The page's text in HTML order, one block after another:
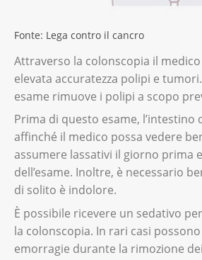
Fonte: Lega contro il cancro
Attraverso la colonscopia il
elevata accuratezza polipi e
esame rimuove i polipi a scopo
Prima di questo esame, l’intestino
affinché il medico possa vedere
assumere lassativi il giorno prima
dell’esame. Inoltre, è necessario
di solito è indolore.
È possibile ricevere un sedativo
la colonscopia. In rari casi
emorragie durante la rimozione